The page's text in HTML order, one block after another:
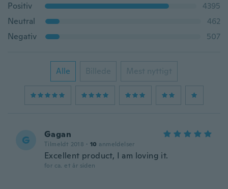
Positiv
4395
Neutral
462
Negativ
507
Alle Billede Mest nyttigt
G Gagan
Tilmeldt 2018 · 10 anmeldelser
Excellent product, I am loving it.
for ca. et år siden